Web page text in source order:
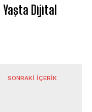
Dijital
SONRAKI İÇERIK